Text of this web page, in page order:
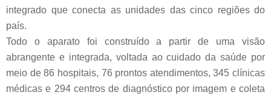
integrado que conecta as unidades das cinco regiões do
país.
Todo o aparato foi construído a partir de uma visão
abrangente e integrada, voltada ao cuidado da saúde por
meio de 86 hospitais, 76 prontos atendimentos, 345 clínicas
médicas e 294 centros de diagnóstico por imagem e coleta